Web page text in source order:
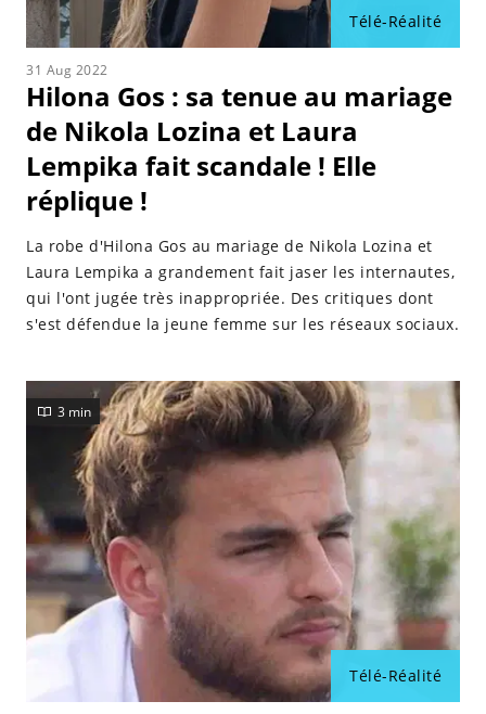
Télé-Réalité
31 Aug 2022
Hilona Gos : sa tenue au mariage
de Nikola Lozina et Laura
Lempika fait scandale ! Elle
réplique !
La robe d'Hilona Gos au mariage de Nikola Lozina et
Laura Lempika a grandement fait jaser les internautes,
qui l'ont jugée très inappropriée. Des critiques dont
s'est défendue la jeune femme sur les réseaux sociaux.
Télé-Réalité
3 min